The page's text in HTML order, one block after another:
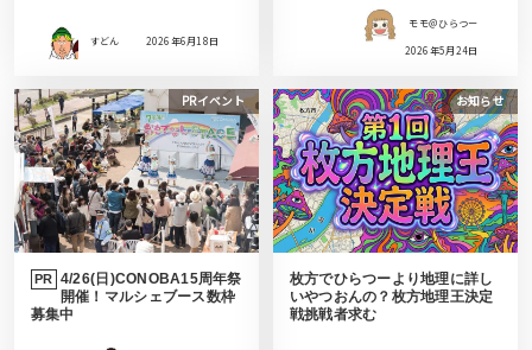
すどん 2026年6月18日
モモ＠ひらつー
2026年5月24日
PRイベント
PR 4/26(日)CONOBA15周年祭
開催！マルシェブース数枠
募集中
お知らせ
枚方でひらつーより地理に詳し
いやつおんの？枚方地理王決定
戦挑戦者求む